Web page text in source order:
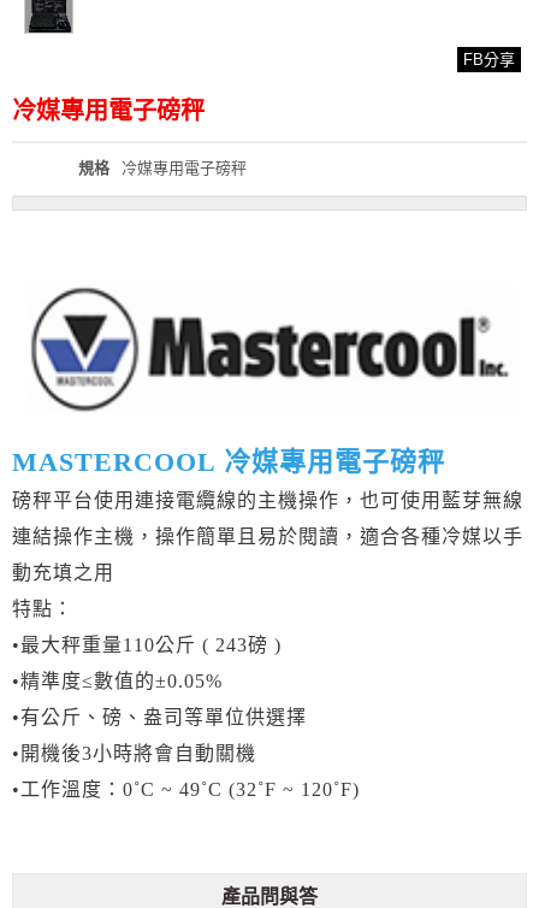
FB分享
冷媒專用電子磅秤
規格 冷媒專用電子磅秤
MASTERCOOL 冷媒專用電子磅秤
磅秤平台使用連接電纜線的主機操作，也可使用藍芽無線
連結操作主機，操作簡單且易於閱讀，適合各種冷媒以手
動充填之用
特點：
•最大秤重量110公斤 ( 243磅 )
•精準度≤數值的±0.05%
•有公斤、磅、盎司等單位供選擇
•開機後3小時將會自動關機
•工作溫度：0˚C ~ 49˚C (32˚F ~ 120˚F)
產品問與答